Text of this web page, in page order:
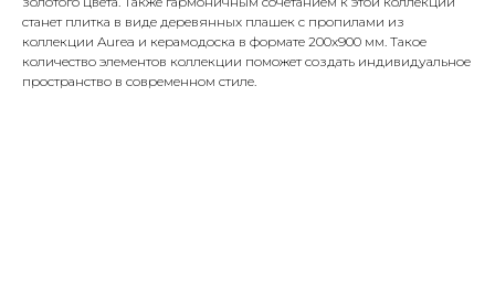
станет плитка в виде деревянных плашек с пропилами из
коллекции Aurea и керамодоска в формате 200x900 мм. Такое
количество элементов коллекции поможет создать индивидуальное
пространство в современном стиле.